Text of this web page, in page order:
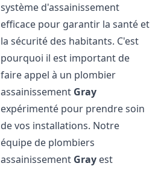
système d'assainissement
efficace pour garantir la santé et
la sécurité des habitants. C'est
pourquoi il est important de
faire appel à un plombier
assainissement Gray
expérimenté pour prendre soin
de vos installations. Notre
équipe de plombiers
assainissement Gray est